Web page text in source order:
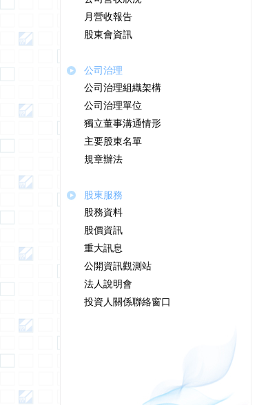
月營收報告
股東會資訊
公司治理
公司治理組織架構
公司治理單位
獨立董事溝通情形
主要股東名單
規章辦法
股東服務
股務資料
股價資訊
重大訊息
公開資訊觀測站
法人說明會
投資人關係聯絡窗口